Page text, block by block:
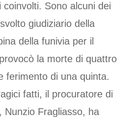
Sono alcuni dei
giudiziario della
della funivia per il
la morte di quattro
ferimento di una quinta.
fatti, il procuratore di
Nunzio Fragliasso, ha